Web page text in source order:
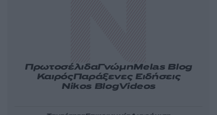
ΠρωτοσέλιδαΓνώμηMelas Blog
ΚαιρόςΠαράξενες Ειδήσεις
Nikos BlogVideos